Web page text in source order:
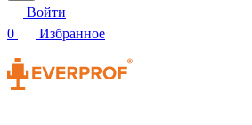
Войти
0
Избранное